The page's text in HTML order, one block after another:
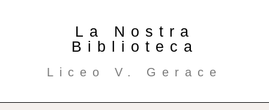
La Nostra
Biblioteca
Liceo V. Gerace